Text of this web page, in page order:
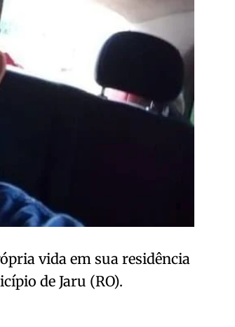
vida em sua residência
de Jaru (RO).